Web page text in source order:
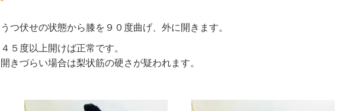
うつ伏せの状態から膝を９０度曲げ、外に開きます。
４５度以上開けば正常です。
開きづらい場合は梨状筋の硬さが疑われます。